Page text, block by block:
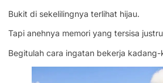
Bukit di sekelilingnya terlihat hijau.
Tapi anehnya memori yang tersisa
Begitulah cara ingatan bekerja kadang-